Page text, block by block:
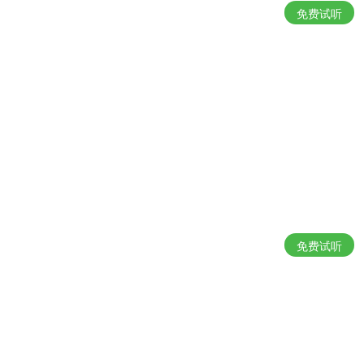
免费试听
免费试听